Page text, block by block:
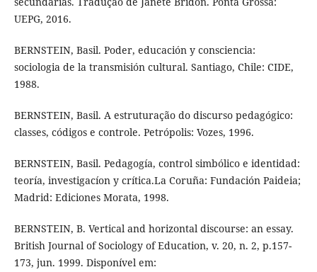
UEPG, 2016.
BERNSTEIN, Basil. Poder, educación y consciencia:
sociologia de la transmisión cultural. Santiago, Chile: CIDE,
1988.
BERNSTEIN, Basil. A estruturação do discurso pedagógico:
classes, códigos e controle. Petrópolis: Vozes, 1996.
BERNSTEIN, Basil. Pedagogía, control simbólico e identidad:
teoría, investigacíon y crítica.La Coruña: Fundación Paideia;
Madrid: Ediciones Morata, 1998.
BERNSTEIN, B. Vertical and horizontal discourse: an essay.
British Journal of Sociology of Education, v. 20, n. 2, p.157-
173, jun. 1999. Disponível em: